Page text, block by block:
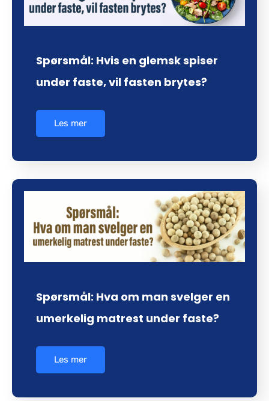
Spørsmål: Hvis en glemsk spiser
under faste, vil fasten brytes?
Les mer
Spørsmål: Hva om man svelger en
umerkelig matrest under faste?
Les mer